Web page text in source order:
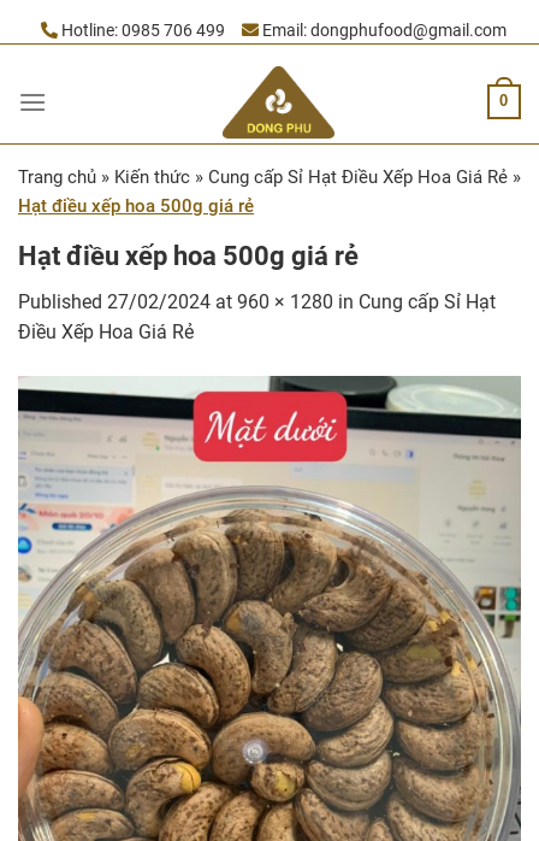
to
Hotline:0985 706 499 Email:dongphufood@gmail.com
0
Trang chủ » Kiến thức » Cung cấp Sỉ Hạt Điều Xếp Hoa Giá Rẻ »
Hạt điều xếp hoa 500g giá rẻ
Hạt điều xếp hoa 500g giá rẻ
Published 27/02/2024 at 960 × 1280 in Cung cấp Sỉ Hạt
Điều Xếp Hoa Giá Rẻ